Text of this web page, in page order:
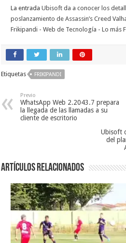
La entradaUbisoft da a conocer los
poslanzamiento de Assassin’s Creed
Frikipandi - Web de Tecnología - Lo más
Etiquetas FRIKIPANDI
Previo
WhatsApp Web 2.2043.7 prepara
la llegada de las llamadas a su
cliente de escritorio
Ubisoft
del
Artículos relacionados